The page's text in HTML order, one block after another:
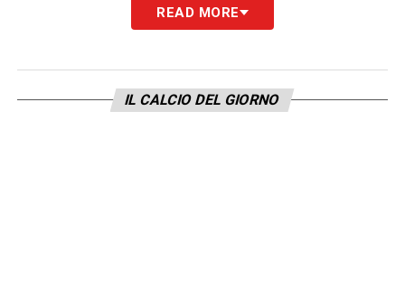
IV: FERRIERI CAPUTI
VAR: DIONISI
READ MORE
IL CALCIO DEL GIORNO